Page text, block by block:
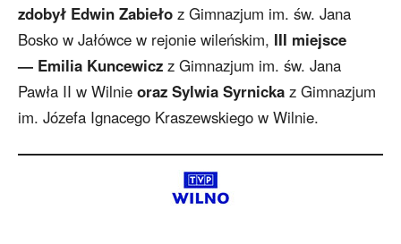
zdobył Edwin Zabieło z Gimnazjum im. św. Jana
Bosko w Jałówce w rejonie wileńskim, III miejsce
— Emilia Kuncewicz z Gimnazjum im. św. Jana
Pawła II w Wilnie oraz Sylwia Syrnicka z Gimnazjum
im. Józefa Ignacego Kraszewskiego w Wilnie.